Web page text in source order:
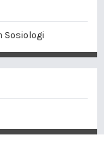
Sosiologi